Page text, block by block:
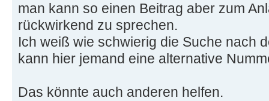
man kann so einen Beitrag aber zum
rückwirkend zu sprechen.
Ich weiß wie schwierig die Suche nach
kann hier jemand eine alternative
Das könnte auch anderen helfen.